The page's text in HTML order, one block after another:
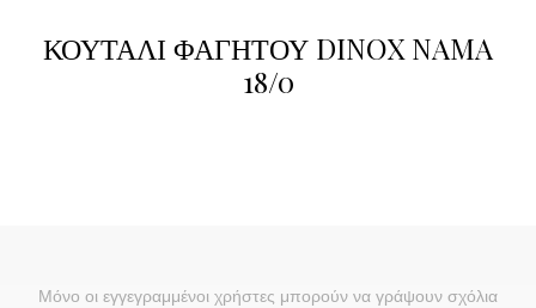
ΚΟΥΤΑΛΙ ΦΑΓΗΤΟΥ DINOX NAMA
18/0
Μόνο οι εγγεγραμμένοι χρήστες μπορούν να γράψουν σχόλια